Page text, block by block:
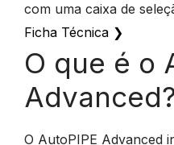
com uma caixa de
Ficha Técnica ❯
O que é o
Advanced?
O AutoPIPE Advanced